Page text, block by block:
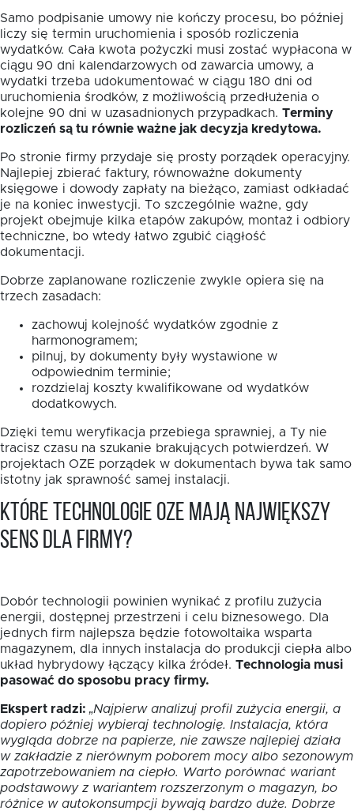
Samo podpisanie umowy nie kończy procesu, bo później
liczy się termin uruchomienia i sposób rozliczenia
wydatków. Cała kwota pożyczki musi zostać wypłacona w
ciągu 90 dni kalendarzowych od zawarcia umowy, a
wydatki trzeba udokumentować w ciągu 180 dni od
uruchomienia środków, z możliwością przedłużenia o
kolejne 90 dni w uzasadnionych przypadkach. Terminy
rozliczeń są tu równie ważne jak decyzja kredytowa.
Po stronie firmy przydaje się prosty porządek operacyjny.
Najlepiej zbierać faktury, równoważne dokumenty
księgowe i dowody zapłaty na bieżąco, zamiast odkładać
je na koniec inwestycji. To szczególnie ważne, gdy
projekt obejmuje kilka etapów zakupów, montaż i odbiory
techniczne, bo wtedy łatwo zgubić ciągłość
dokumentacji.
Dobrze zaplanowane rozliczenie zwykle opiera się na
trzech zasadach:
zachowuj kolejność wydatków zgodnie z
harmonogramem;
pilnuj, by dokumenty były wystawione w
odpowiednim terminie;
rozdzielaj koszty kwalifikowane od wydatków
dodatkowych.
Dzięki temu weryfikacja przebiega sprawniej, a Ty nie
tracisz czasu na szukanie brakujących potwierdzeń. W
projektach OZE porządek w dokumentach bywa tak samo
istotny jak sprawność samej instalacji.
Które technologie OZE mają największy
sens dla firmy?
Dobór technologii powinien wynikać z profilu zużycia
energii, dostępnej przestrzeni i celu biznesowego. Dla
jednych firm najlepsza będzie fotowoltaika wsparta
magazynem, dla innych instalacja do produkcji ciepła albo
układ hybrydowy łączący kilka źródeł. Technologia musi
pasować do sposobu pracy firmy.
Ekspert radzi: „Najpierw analizuj profil zużycia energii, a
dopiero później wybieraj technologię. Instalacja, która
wygląda dobrze na papierze, nie zawsze najlepiej działa
w zakładzie z nierównym poborem mocy albo sezonowym
zapotrzebowaniem na ciepło. Warto porównać wariant
podstawowy z wariantem rozszerzonym o magazyn, bo
różnice w autokonsumpcji bywają bardzo duże. Dobrze